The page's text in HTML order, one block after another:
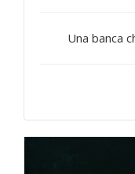
Una banca